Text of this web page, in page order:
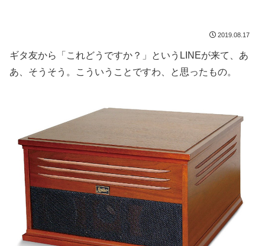
2019.08.17
ギタ友から「これどうですか？」というLINEが来て、あ
あ、そうそう。こういうことですわ、と思ったもの。